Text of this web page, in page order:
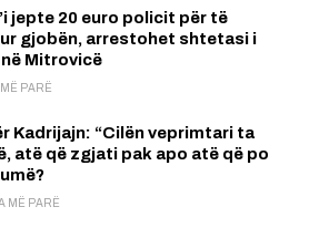
jepte 20 euro policit për të
gjobën, arrestohet shtetasi i
Mitrovicë
PARË
Kadrijajn: “Cilën veprimtari ta
atë që zgjati pak apo atë që po
MË PARË